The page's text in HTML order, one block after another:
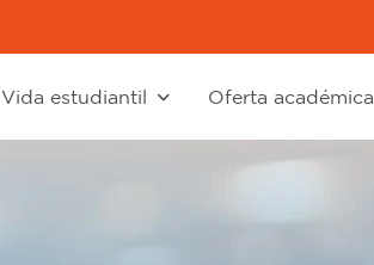
Vida estudiantil Oferta académica